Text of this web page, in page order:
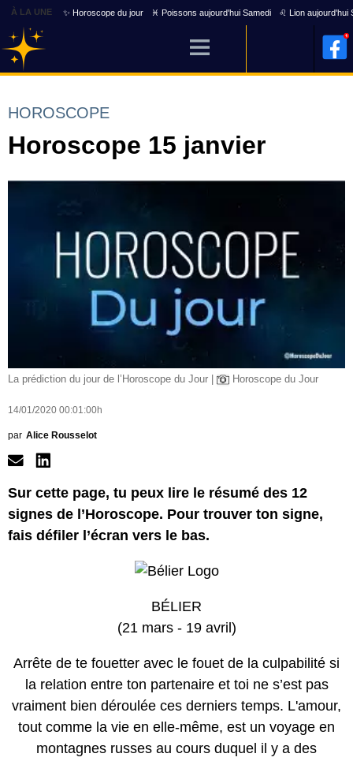
À LA UNE ✨ Horoscope du jour ♓ Poissons aujourd'hui Samedi ♌ Lion aujourd'hui
HOROSCOPE
Horoscope 15 janvier
La prédiction du jour de l’Horoscope du Jour | Horoscope du Jour
14/01/2020 00:01:00h
par Alice Rousselot
Sur cette page, tu peux lire le résumé des 12
signes de l’Horoscope. Pour trouver ton signe,
fais défiler l’écran vers le bas.
BÉLIER
(21 mars - 19 avril)
Arrête de te fouetter avec le fouet de la culpabilité si
la relation entre ton partenaire et toi ne s’est pas
vraiment bien déroulée ces derniers temps. L'amour,
tout comme la vie en elle-même, est un voyage en
montagnes russes au cours duquel il y a des